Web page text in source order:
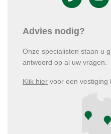
Advies nodig?
Onze specialisten staan u
antwoord op al uw vragen.
Klik hier voor een vestiging